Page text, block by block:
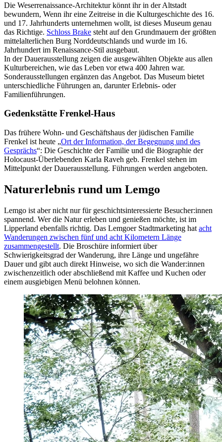
Die Weserrenaissance-Architektur könnt ihr in der Altstadt
bewundern, Wenn ihr eine Zeitreise in die Kulturgeschichte des 16.
und 17. Jahrhunderts unternehmen wollt, ist dieses Museum genau
das Richtige. Schloss Brake steht auf den Grundmauern der größten
mittelalterlichen Burg Norddeutschlands und wurde im 16.
Jahrhundert im Renaissance-Stil ausgebaut.
In der Dauerausstellung zeigen die ausgewählten Objekte aus allen
Kulturbereichen, wie das Leben vor etwa 400 Jahren war.
Sonderausstellungen ergänzen das Angebot. Das Museum bietet
unterschiedliche Führungen an, darunter Erlebnis- oder
Familienführungen.
Gedenkstätte Frenkel-Haus
Das frühere Wohn- und Geschäftshaus der jüdischen Familie
Frenkel ist heute „Ort der Information, der Begegnung und des
Gesprächs“: Die Geschichte der Familie und die Biographie der
Holocaust-Überlebenden Karla Raveh geb. Frenkel stehen im
Mittelpunkt der Dauerausstellung. Führungen werden angeboten.
Naturerlebnis rund um Lemgo
Lemgo ist aber nicht nur für geschichtsinteressierte Besucher:innen
spannend. Wer die Natur erleben und genießen möchte, ist im
Lipperland ebenfalls richtig. Das Lemgoer Stadtmarketing hat acht
Wanderungen zwischen fünf und acht Kilometern Länge
zusammengestellt. Die Broschüre informiert über
Schwierigkeitsgrad der Wanderung, ihre Länge und ungefähre
Dauer und gibt auch direkt Hinweise, wo sich die Wander:innen
zwischenzeitlich oder abschließend mit Kaffee und Kuchen oder
einem ausgiebigen Menü belohnen können.